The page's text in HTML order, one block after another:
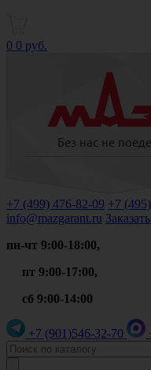
0 0 руб.
+7 (499) 476-82-09 +7 (495)
info@mazgarant.ru
пн-чт 9:00-18:00,
пт 9:00-17:00,
сб 9:00-14:00
+7 (901)546-32-70